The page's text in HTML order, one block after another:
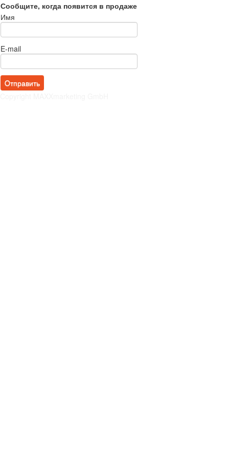
Сообщите, когда появится в продаже
Имя
E-mail